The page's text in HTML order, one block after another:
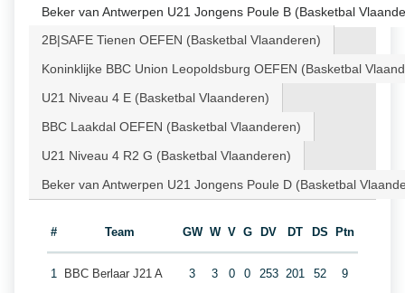
Beker van Antwerpen U21 Jongens Poule B (Basketbal
2B|SAFE Tienen OEFEN (Basketbal Vlaanderen)
Koninklijke BBC Union Leopoldsburg OEFEN (Basketbal
U21 Niveau 4 E (Basketbal Vlaanderen)
BBC Laakdal OEFEN (Basketbal Vlaanderen)
U21 Niveau 4 R2 G (Basketbal Vlaanderen)
Beker van Antwerpen U21 Jongens Poule D (Basketbal
# Team GW W V G DV DT DS Ptn
1 BBC Berlaar J21 A 3 3 0 0 253 201 52 9